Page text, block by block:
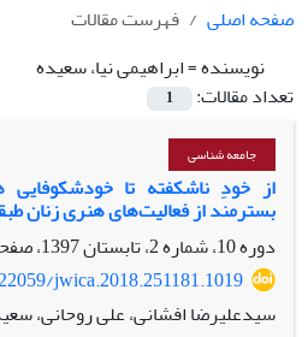
صفحه اصلی
فهرست مقالات
نویسنده =ابراهیمی نیا، سعیده
تعداد مقالات:
1
جامعه شناسی
از خودِ ناشکفته تا
بسترمند از فعالیت‌های هنری زنان
دوره 10، شماره 2، تابستان 1397، صفحه
jwica.2018.251181.1019
سیدعلیرضا افشانی، علی روحانی،